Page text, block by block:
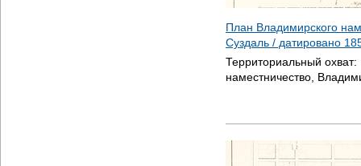
План Владимирского
Суздаль / датировано
Территориальный охват:
наместничество,